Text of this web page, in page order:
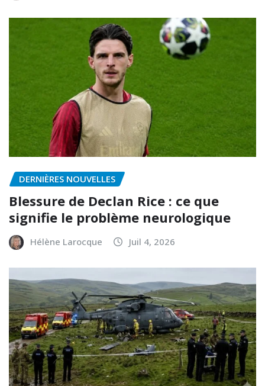
DERNIÈRES NOUVELLES
Blessure de Declan Rice : ce que
signifie le problème neurologique
Hélène Larocque Juil 4, 2026